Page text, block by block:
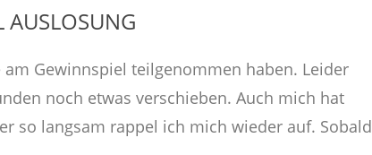
AUSLOSUNG
Gewinnspiel teilgenommen haben. Leider
noch etwas verschieben. Auch mich hat
so langsam rappel ich mich wieder auf. Sobald